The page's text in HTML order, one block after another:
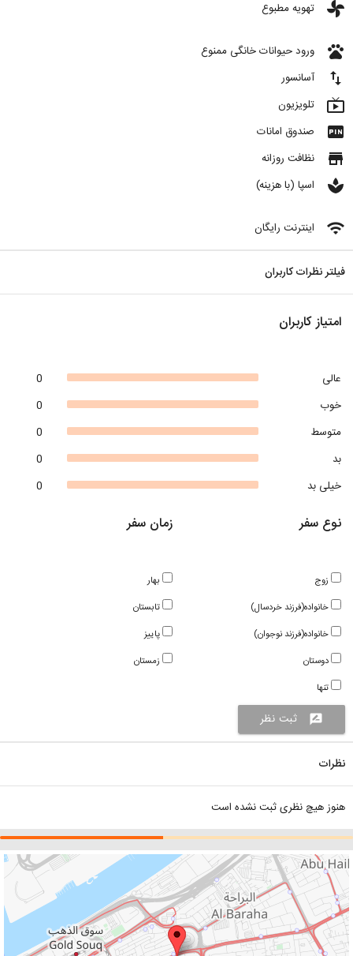
toys تهویه مطبوع
pets ورود حیوانات خانگی ممنوع
import_export آسانسور
live_tv تلویزیون
fiber_pin صندوق امانات
store نظافت روزانه
spa اسپا (با هزینه)
wifi اینترنت رایگان
فیلتر نظرات کاربران
امتیاز کاربران
0
عالی
0
خوب
0
متوسط
0
بد
0
خیلی بد
زمان سفر
بهار
تابستان
پاییز
زمستان
نوع سفر
زوج
خانواده(فرزند خردسال)
خانواده(فرزند نوجوان)
دوستان
تنها
rate_review ثبت نظر
نظرات
هنوز هیچ نظری ثبت نشده است